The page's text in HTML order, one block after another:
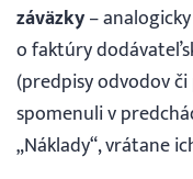
záväzky–
o faktúry
(predpisy odvodov
spomenuli v
„Náklady“, vrátane